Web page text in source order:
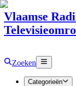
Vlaamse
Zoeken
Categorieën